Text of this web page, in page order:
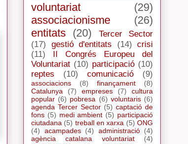
voluntariat
(29)
associacionisme
(26)
entitats (20)
Tercer Sector
(17)
gestió d'entitats (14) crisi
(11)
II Congrés Europeu del
Voluntariat (10) participació (10)
reptes
(10) comunicació (9)
associacions (8) finançament
(8)
Catalunya
(7) empreses (7)
cultura
popular (6) pobresa (6) voluntaris (6)
agenda Tercer Sector (5) captació de
fons (5) medi ambient (5) participació
ciutadana (5) treball en xarxa (5) ONG
(4)
acampades (4) administració (4)
agència catalana voluntariat
(4)